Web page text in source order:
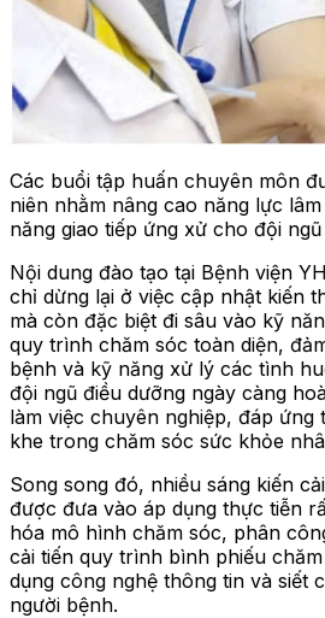
Các buổi tập huấn chuyên môn
niên nhằm nâng cao năng lực
năng giao tiếp ứng xử cho đội
Nội dung đào tạo tại Bệnh viện
chỉ dừng lại ở việc cập nhật kiến
mà còn đặc biệt đi sâu vào kỹ
quy trình chăm sóc toàn diện,
bệnh và kỹ năng xử lý các tình
đội ngũ điều dưỡng ngày càng
làm việc chuyên nghiệp, đáp ứng
khe trong chăm sóc sức khỏe
Song song đó, nhiều sáng kiến
được đưa vào áp dụng thực tiễn
hóa mô hình chăm sóc, phân
cải tiến quy trình bình phiếu
dụng công nghệ thông tin và siết
người bệnh.